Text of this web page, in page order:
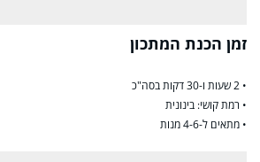
זמן הכנת המתכון
• 2 שעות ו-30 דקות בסה"כ
• רמת קושי: בינונית
• מתאים ל-4-6 מנות